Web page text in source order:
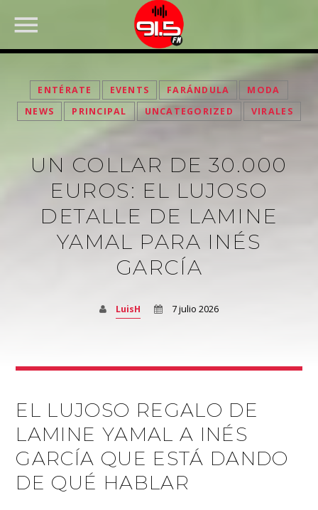
FACEBOOK
ENTÉRATE EVENTS FARÁNDULA
MODA
NEWS
PRINCIPAL UNCATEGORIZED VIRALES
UN COLLAR DE 30.000
EUROS: EL LUJOSO
DETALLE DE LAMINE
YAMAL PARA INÉS
GARCÍA
LuisH 7 julio 2026
EL LUJOSO REGALO DE
LAMINE YAMAL A INÉS
GARCÍA QUE ESTÁ DANDO
DE QUÉ HABLAR